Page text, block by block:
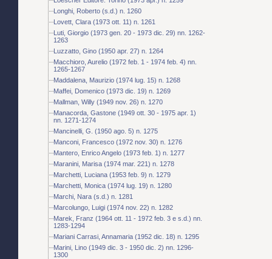
Longhi, Roberto (s.d.) n. 1260
Lovett, Clara (1973 ott. 11) n. 1261
Luti, Giorgio (1973 gen. 20 - 1973 dic. 29) nn. 1262-
1263
Luzzatto, Gino (1950 apr. 27) n. 1264
Macchioro, Aurelio (1972 feb. 1 - 1974 feb. 4) nn.
1265-1267
Maddalena, Maurizio (1974 lug. 15) n. 1268
Maffei, Domenico (1973 dic. 19) n. 1269
Mallman, Willy (1949 nov. 26) n. 1270
Manacorda, Gastone (1949 ott. 30 - 1975 apr. 1)
nn. 1271-1274
Mancinelli, G. (1950 ago. 5) n. 1275
Manconi, Francesco (1972 nov. 30) n. 1276
Mantero, Enrico Angelo (1973 feb. 1) n. 1277
Maranini, Marisa (1974 mar. 221) n. 1278
Marchetti, Luciana (1953 feb. 9) n. 1279
Marchetti, Monica (1974 lug. 19) n. 1280
Marchi, Nara (s.d.) n. 1281
Marcolungo, Luigi (1974 nov. 22) n. 1282
Marek, Franz (1964 ott. 11 - 1972 feb. 3 e s.d.) nn.
1283-1294
Mariani Carrasi, Annamaria (1952 dic. 18) n. 1295
Marini, Lino (1949 dic. 3 - 1950 dic. 2) nn. 1296-
1300